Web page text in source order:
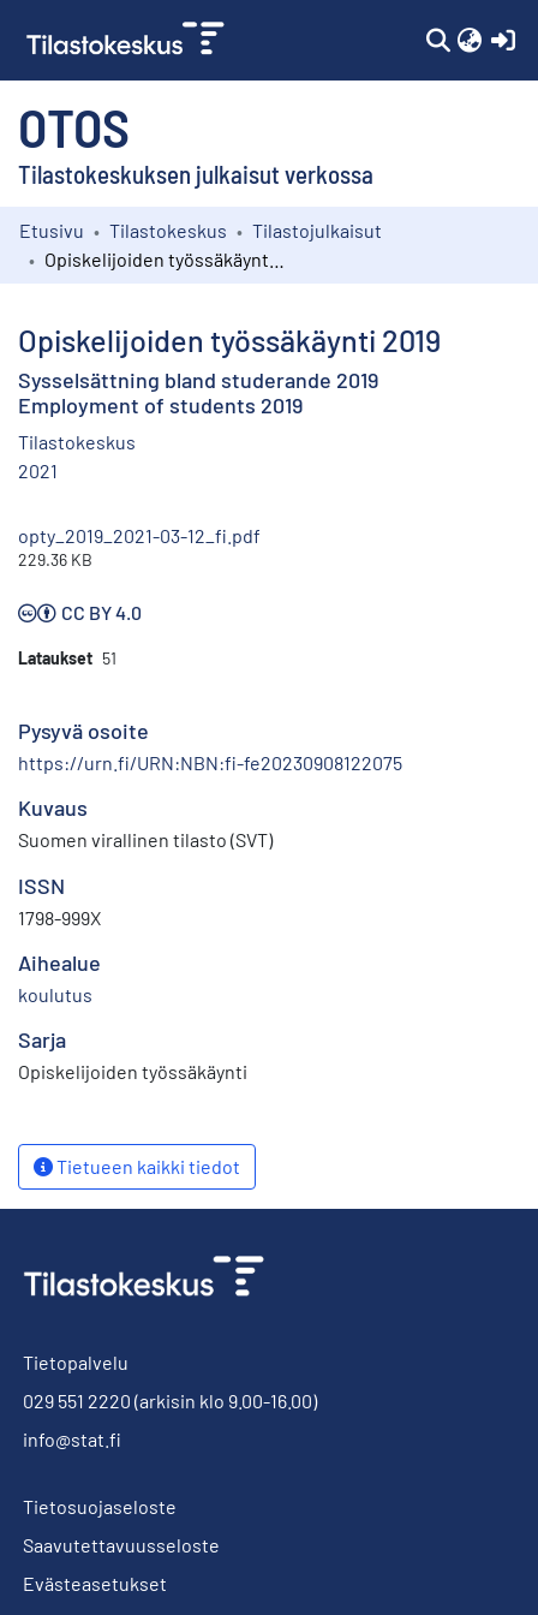
OTOS
Tilastokeskuksen julkaisut verkossa
Kokoelmat
Etusivu Tilastokeskus
Tilastojulkaisut
Opiskelijoiden työssäkäynti 2019
Sysselsättning bland studerande 2019
Employment of students 2019
Tilastokeskus
2021
opty_2019_2021-03-12_fi.pdf
229.36 KB
CC BY 4.0
Lataukset 51
Pysyvä osoite
https://urn.fi/URN:NBN:fi-fe20230908122075
Kuvaus
Suomen virallinen tilasto (SVT)
ISSN
1798-999X
Aihealue
koulutus
Sarja
Opiskelijoiden työssäkäynti
Tietueen kaikki tiedot
Tietopalvelu
029 551 2220 (arkisin klo 9.00-16.00)
info@stat.fi
Tietosuojaseloste
Saavutettavuusseloste
Evästeasetukset